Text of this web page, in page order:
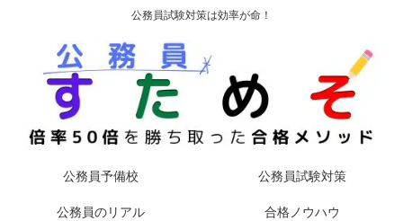
公務員試験対策は効率が命！
公務員予備校 公務員試験対策
公務員のリアル 合格ノウハウ